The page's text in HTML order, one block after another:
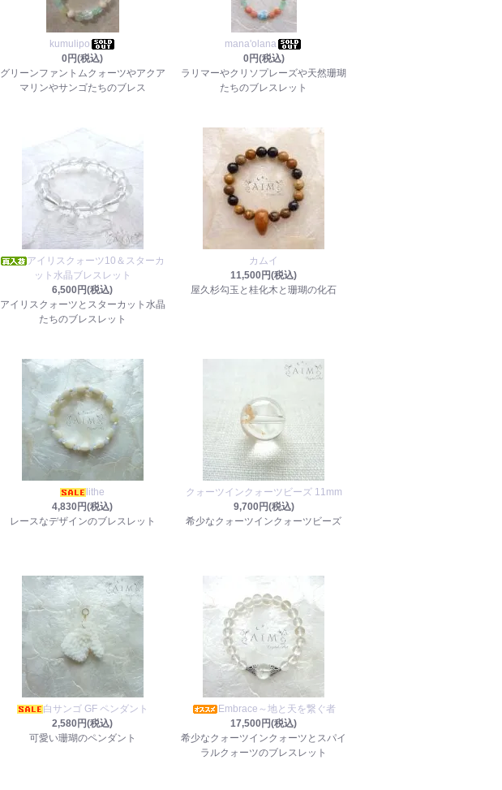
kumulipo
0円(税込)
グリーンファントムクォーツやアクア
マリンやサンゴたちのブレス
mana'olana
0円(税込)
ラリマーやクリソプレーズや天然珊瑚
たちのブレスレット
アイリスクォーツ10＆スターカ
ット水晶ブレスレット
6,500円(税込)
アイリスクォーツとスターカット水晶
たちのブレスレット
カムイ
11,500円(税込)
屋久杉勾玉と桂化木と珊瑚の化石
lithe
4,830円(税込)
レースなデザインのブレスレット
クォーツインクォーツビーズ 11mm
9,700円(税込)
希少なクォーツインクォーツビーズ
白サンゴ GF ペンダント
2,580円(税込)
可愛い珊瑚のペンダント
Embrace～地と天を繋ぐ者
17,500円(税込)
希少なクォーツインクォーツとスパイ
ラルクォーツのブレスレット